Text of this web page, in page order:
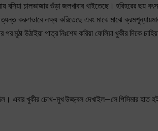
বসিয়া চালভাজার গুঁড়া জলখাবার খাইতেছে। হরিহরের ছয়
করুণভাবে লক্ষ্য করিতেছে এবং মাঝে মাঝে
মুঠা উঠাইয়া পাত্র নিঃশেষ করিয়া ফেলিয়া খুকীর দিকে
এবার খুকীর চোখ-মুখ উজ্জ্বল দেখাইল—সে পিসিমার হাত